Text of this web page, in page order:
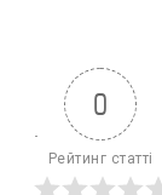
0
Рейтинг статті